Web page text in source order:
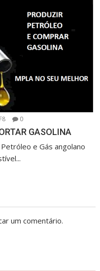
0
GASOLINA
e Gás angolano
um comentário.